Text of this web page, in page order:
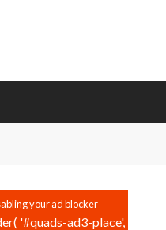
'#quads-ad3-place',